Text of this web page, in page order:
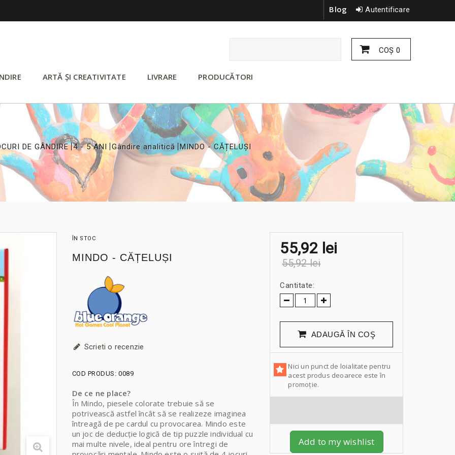
Autentificare
Blog
COŞ 0
ARTĂ ȘI CREATIVITATE LIVRARE PRODUCĂTORI
DE GÂNDIRE
>
4 - 5 ANI
>
Gândire analitică
>
MINDO - CĂȚELUȘI
ÎN STOC
MINDO - CĂȚELUȘI
Scrieti o recenzie
COD PRODUS: 0089
De ce ne place?
În Mindo, piesele colorate trebuie să se
potrivească astfel încât să se realizeze imaginea
întreagă de pe cardul cu provocarea. Mindo este
un joc de deducție logică de tip puzzle individual cu
mai multe nivele, ideal pentru ore întregi de
55,92 lei
55,92 lei
Cantitate:
ADAUGĂ ÎN COŞ
Nici un punct de loialitate pentru
acest produs deoarece este în
promoție.
Add to my wishlist